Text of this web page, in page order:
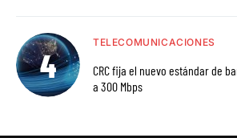
TELECOMUNICACIONES
CRC fija el nuevo estándar de
a 300 Mbps